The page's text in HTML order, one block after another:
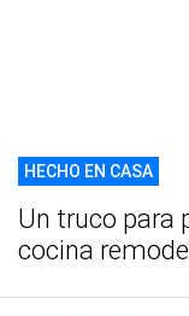
HECHO EN CASA
Un truco para
cocina